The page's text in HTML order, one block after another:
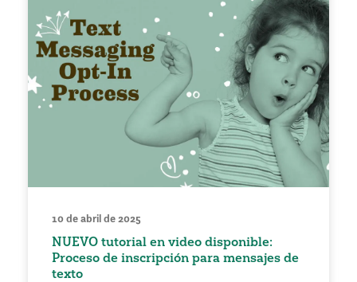
10 de abril de 2025
NUEVO tutorial en video disponible:
Proceso de inscripción para mensajes de
texto